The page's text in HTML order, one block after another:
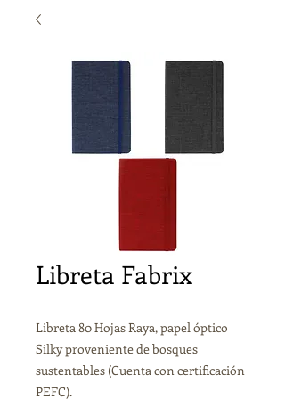
Libreta Fabrix
Libreta 80 Hojas Raya, papel óptico
Silky proveniente de bosques
sustentables (Cuenta con certificación
PEFC).